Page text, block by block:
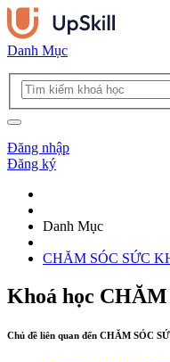
Danh Mục
Đăng nhập
Đăng ký
Danh Mục
CHĂM SÓC SỨC
Khoá học CHĂM
Chủ đề liên quan đến CHĂM SÓC